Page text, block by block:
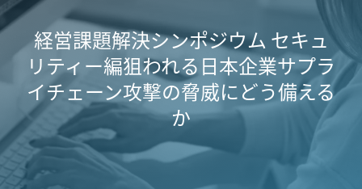
経営課題解決シンポジウム セキュ
リティー編狙われる日本企業サプラ
イチェーン攻撃の脅威にどう備える
か